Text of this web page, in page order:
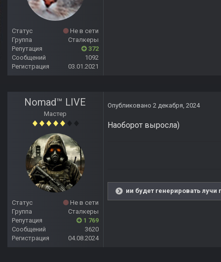
Статус
Не в сети
Группа
Сталкеры
Репутация
372
Сообщений
1092
Регистрация
03.01.2021
Nomad™ LIVE
Мастер
Статус
Не в сети
Группа
Сталкеры
Репутация
1 769
Сообщений
3620
Регистрация
04.08.2024
Опубликовано 2 декабря, 2024
Наоборот выросла)
ии будет генерировать